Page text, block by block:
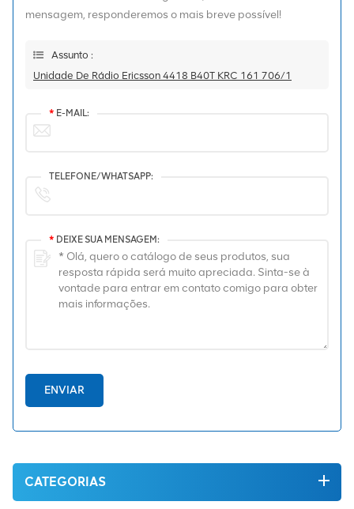
mensagem, responderemos o mais breve possível!
Assunto :
Unidade De Rádio Ericsson 4418 B40T KRC 161 706/1
* E-MAIL:
TELEFONE/WHATSAPP:
* DEIXE SUA MENSAGEM:
ENVIAR
CATEGORIAS